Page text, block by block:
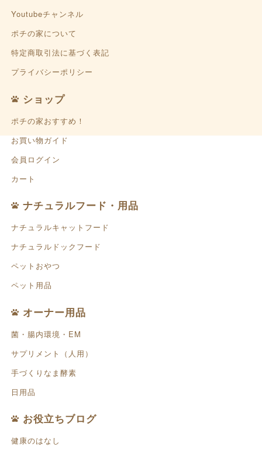
Youtubeチャンネル
ポチの家について
特定商取引法に基づく表記
プライバシーポリシー
ショップ
ポチの家おすすめ！
お買い物ガイド
会員ログイン
カート
ナチュラルフード・用品
ナチュラルキャットフード
ナチュラルドックフード
ペットおやつ
ペット用品
オーナー用品
菌・腸内環境・EM
サプリメント（人用）
手づくりなま酵素
日用品
お役立ちブログ
健康のはなし